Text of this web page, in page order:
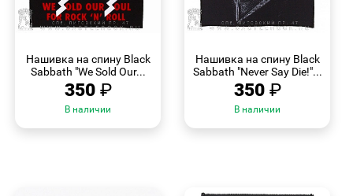
Нашивка на спину Black
Sabbath "We Sold Our...
350 ₽
В наличии
Нашивка на спину Black
Sabbath "Never Say Die!"...
350 ₽
В наличии